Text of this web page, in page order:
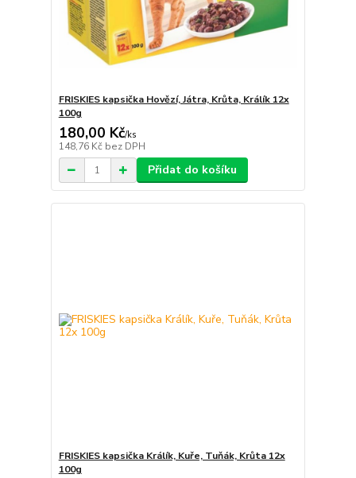
FRISKIES kapsička Hovězí, Játra, Krůta, Králík 12x
100g
180,00 Kč/ks
148,76 Kč bez DPH
Přidat do košíku
FRISKIES kapsička Králík, Kuře, Tuňák, Krůta 12x
100g